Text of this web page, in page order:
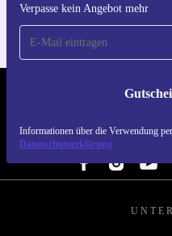
Verpasse kein Angebot mehr
Informationen über die Verwendung
Datenschutzerklärung
REFURBED